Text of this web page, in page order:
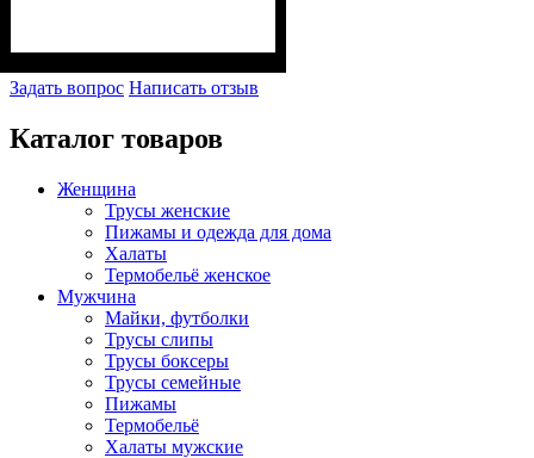
Задать вопрос Написать отзыв
Каталог товаров
Женщина
Трусы женские
Пижамы и одежда для дома
Халаты
Термобельё женское
Мужчина
Майки, футболки
Трусы слипы
Трусы боксеры
Трусы семейные
Пижамы
Термобельё
Халаты мужские